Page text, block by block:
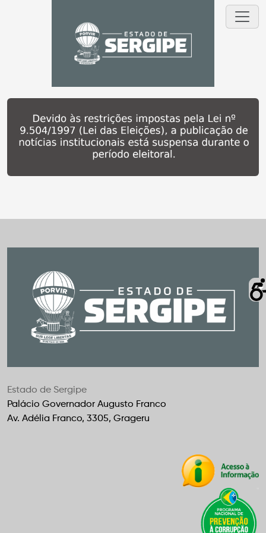
Estado de Sergipe
Palácio Governador Augusto Franco
Av. Adélia Franco, 3305, Grageru